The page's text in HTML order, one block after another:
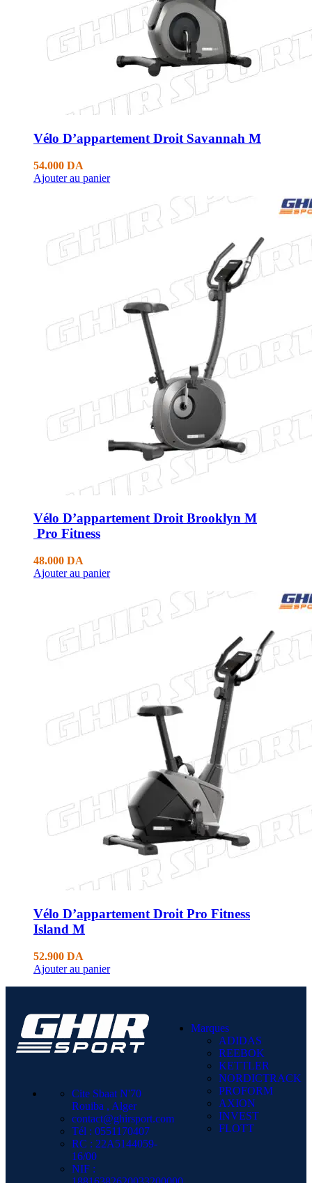
Vélo D’appartement Droit Savannah M
54.000 DA
Ajouter au panier
Vélo D’appartement Droit Brooklyn M
Pro Fitness
48.000 DA
Ajouter au panier
Vélo D’appartement Droit Pro Fitness
Island M
52.900 DA
Ajouter au panier
Cite Sbaat N'70
Rouiba , Alger
contact@ghirsport.com
Tél : 0551170407
RC : 22A5144059-
16/00
NIF :
Marques
ADIDAS
REEBOK
KETTLER
NORDICTRACK
PROFORM
AXION
INVEST
FLOTT